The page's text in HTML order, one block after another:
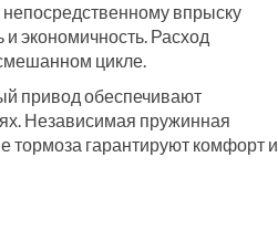
впрыску
экономичность. Расход
смешанном цикле.
привод обеспечивают
Независимая пружинная
тормоза гарантируют комфорт и